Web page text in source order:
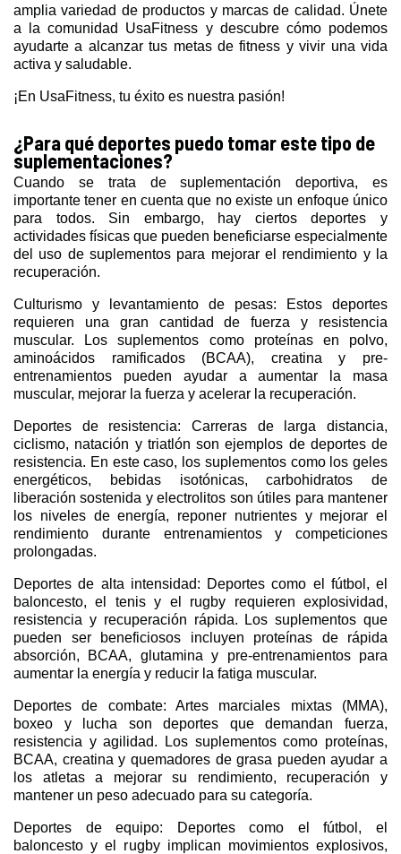
amplia variedad de productos y marcas de calidad. Únete
a la comunidad UsaFitness y descubre cómo podemos
ayudarte a alcanzar tus metas de fitness y vivir una vida
activa y saludable.
¡En UsaFitness, tu éxito es nuestra pasión!
¿Para qué deportes puedo tomar este tipo de
suplementaciones?
Cuando se trata de suplementación deportiva, es
importante tener en cuenta que no existe un enfoque único
para todos. Sin embargo, hay ciertos deportes y
actividades físicas que pueden beneficiarse especialmente
del uso de suplementos para mejorar el rendimiento y la
recuperación.
Culturismo y levantamiento de pesas: Estos deportes
requieren una gran cantidad de fuerza y ​​resistencia
muscular. Los suplementos como proteínas en polvo,
aminoácidos ramificados (BCAA), creatina y pre-
entrenamientos pueden ayudar a aumentar la masa
muscular, mejorar la fuerza y acelerar la recuperación.
Deportes de resistencia: Carreras de larga distancia,
ciclismo, natación y triatlón son ejemplos de deportes de
resistencia. En este caso, los suplementos como los geles
energéticos, bebidas isotónicas, carbohidratos de
liberación sostenida y electrolitos son útiles para mantener
los niveles de energía, reponer nutrientes y mejorar el
rendimiento durante entrenamientos y competiciones
prolongadas.
Deportes de alta intensidad: Deportes como el fútbol, el
baloncesto, el tenis y el rugby requieren explosividad,
resistencia y recuperación rápida. Los suplementos que
pueden ser beneficiosos incluyen proteínas de rápida
absorción, BCAA, glutamina y pre-entrenamientos para
aumentar la energía y reducir la fatiga muscular.
Deportes de combate: Artes marciales mixtas (MMA),
boxeo y lucha son deportes que demandan fuerza,
resistencia y agilidad. Los suplementos como proteínas,
BCAA, creatina y quemadores de grasa pueden ayudar a
los atletas a mejorar su rendimiento, recuperación y
mantener un peso adecuado para su categoría.
Deportes de equipo: Deportes como el fútbol, el
baloncesto y el rugby implican movimientos explosivos,